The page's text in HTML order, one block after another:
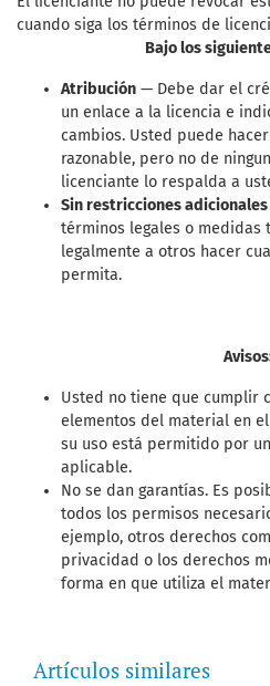
cuando siga los términos de
Bajo los
Atribución — Debe dar el
un enlace a la licencia e
cambios. Usted puede
razonable, pero no de
licenciante lo respalda a
Sin restricciones
términos legales o medidas
legalmente a otros hacer
permita.
Usted no tiene que cumplir
elementos del material en
su uso está permitido por
aplicable.
No se dan garantías. Es
todos los permisos
ejemplo, otros derechos
privacidad o los derechos
forma en que utiliza el
Artículos similares